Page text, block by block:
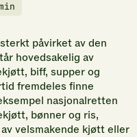
påvirket av den
hovedsakelig av
biff, supper og
fremdeles finne
nasjonalretten
bønner og ris,
velsmakende kjøtt eller